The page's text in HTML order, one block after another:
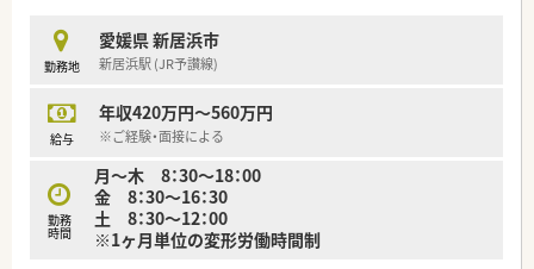
■病院前・クリニック前が6：4の割合の店舗展開です。
■2019年 0402通知を受けより薬剤師業務を対人業務にシフ
トさせる為、調剤補助の研修所を兵庫県に設立。
ローアップしてくださる環境作りを進めています。
■現場薬剤師のステップアップはもちろん、多数のキャリアポジ
■全国型・一定地域内・自宅からの通勤範囲、ライフプランに応じ
た職種選択が可能で、選択後の適宜変更も可能です。
＜こんな方にもオススメ＞
■充実の福利厚生制度
借り上げ社宅や住宅手当の支給あり。（諸条件・地域により上
限有）
半額会社負担制度
など社員育成のためのバックアップもしっかり。
ーも設置）
■女性にも働きやすい環境（産育休取得率ほぼ100％）と人に優
しい環境（1人あたりの処方箋枚数が少ない）の為、定着率が良
く、平均年齢は40歳と同規模チェーンと比較しても高め
勤務地
愛媛県 新居浜市
新居浜駅 (JR予讃線)
給与
年収420万円～560万円
※ご経験・面接による
勤務
時間
月～木 8：30～18：00
金 8：30～16：30
土 8：30～12：00
※1ヶ月単位の変形労働時間制